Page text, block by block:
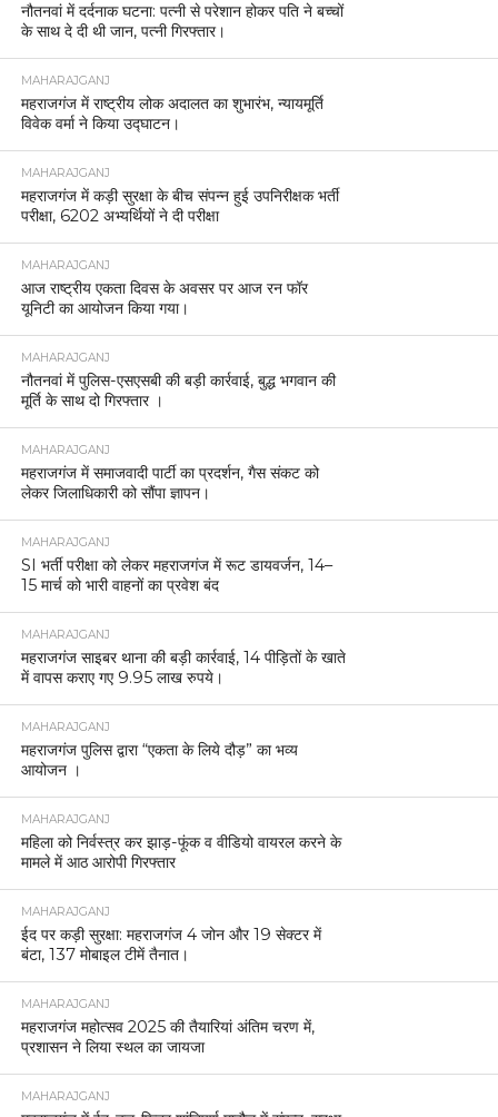
नौतनवां में दर्दनाक घटना: पत्नी से परेशान होकर पति ने बच्चों
के साथ दे दी थी जान, पत्नी गिरफ्तार।
MAHARAJGANJ
महराजगंज में राष्ट्रीय लोक अदालत का शुभारंभ, न्यायमूर्ति
विवेक वर्मा ने किया उद्घाटन।
MAHARAJGANJ
महराजगंज में कड़ी सुरक्षा के बीच संपन्न हुई उपनिरीक्षक भर्ती
परीक्षा, 6202 अभ्यर्थियों ने दी परीक्षा
MAHARAJGANJ
आज राष्ट्रीय एकता दिवस के अवसर पर आज रन फॉर
यूनिटी का आयोजन किया गया।
MAHARAJGANJ
नौतनवां में पुलिस-एसएसबी की बड़ी कार्रवाई, बुद्ध भगवान की
मूर्ति के साथ दो गिरफ्तार ।
MAHARAJGANJ
महराजगंज में समाजवादी पार्टी का प्रदर्शन, गैस संकट को
लेकर जिलाधिकारी को सौंपा ज्ञापन।
MAHARAJGANJ
SI भर्ती परीक्षा को लेकर महराजगंज में रूट डायवर्जन, 14–
15 मार्च को भारी वाहनों का प्रवेश बंद
MAHARAJGANJ
महराजगंज साइबर थाना की बड़ी कार्रवाई, 14 पीड़ितों के खाते
में वापस कराए गए 9.95 लाख रुपये।
MAHARAJGANJ
महराजगंज पुलिस द्वारा “एकता के लिये दौड़” का भव्य
आयोजन ।
MAHARAJGANJ
महिला को निर्वस्त्र कर झाड़-फूंक व वीडियो वायरल करने के
मामले में आठ आरोपी गिरफ्तार
MAHARAJGANJ
ईद पर कड़ी सुरक्षा: महराजगंज 4 जोन और 19 सेक्टर में
बंटा, 137 मोबाइल टीमें तैनात।
MAHARAJGANJ
महराजगंज महोत्सव 2025 की तैयारियां अंतिम चरण में,
प्रशासन ने लिया स्थल का जायजा
MAHARAJGANJ